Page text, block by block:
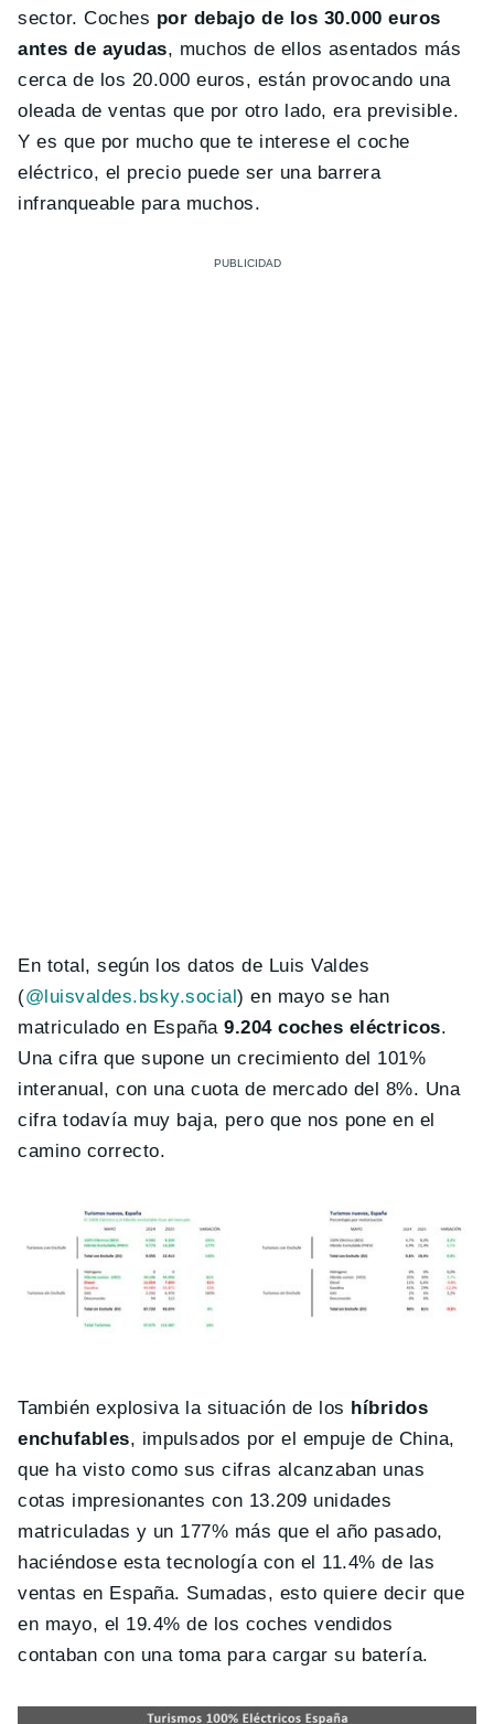
sector. Coches por debajo de los 30.000 euros
antes de ayudas, muchos de ellos asentados más
cerca de los 20.000 euros, están provocando una
oleada de ventas que por otro lado, era previsible.
Y es que por mucho que te interese el coche
eléctrico, el precio puede ser una barrera
infranqueable para muchos.
En total, según los datos de Luis Valdes
(@luisvaldes.bsky.social‬) en mayo se han
matriculado en España9.204 coches eléctricos.
Una cifra que supone un crecimiento del 101%
interanual, con una cuota de mercado del 8%. Una
cifra todavía muy baja, pero que nos pone en el
camino correcto.
También explosiva la situación de los híbridos
enchufables, impulsados por el empuje de China,
que ha visto como sus cifras alcanzaban unas
cotas impresionantes con 13.209 unidades
matriculadas y un 177% más que el año pasado,
haciéndose esta tecnología con el 11.4% de las
ventas en España. Sumadas, esto quiere decir que
en mayo, el 19.4% de los coches vendidos
contaban con una toma para cargar su batería.